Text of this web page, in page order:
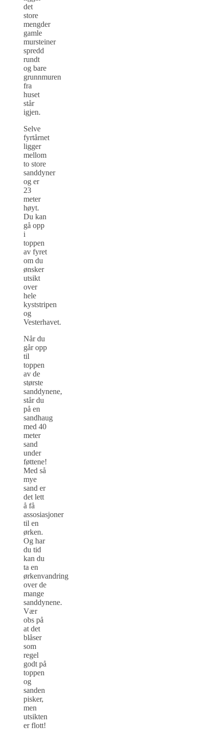
det
store
mengder
gamle
mursteiner
spredd
rundt
og bare
grunnmuren
fra
huset
står
igjen.
Selve
fyrtårnet
ligger
mellom
to store
sanddyner
og er
23
meter
høyt.
Du kan
gå opp
i
toppen
av fyret
om du
ønsker
utsikt
over
hele
kyststripen
og
Vesterhavet.
Når du
går opp
til
toppen
av de
største
sanddynene,
står du
på en
sandhaug
med 40
meter
sand
under
føttene!
Med så
mye
sand er
det lett
å få
assosiasjoner
til en
ørken.
Og har
du tid
kan du
ta en
ørkenvandring
over de
mange
sanddynene.
Vær
obs på
at det
blåser
som
regel
godt på
toppen
og
sanden
pisker,
men
utsikten
er flott!